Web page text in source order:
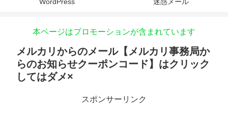
本ページはプロモーションが含まれています
メルカリからのメール【メルカリ事務局か
らのお知らせクーポンコード】はクリック
してはダメ×
スポンサーリンク